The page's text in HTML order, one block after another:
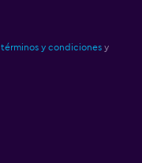
términos y condiciones y